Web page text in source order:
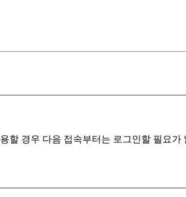
경우 다음 접속부터는 로그인할 필요